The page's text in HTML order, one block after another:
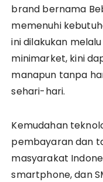
brand bernama
memenuhi
ini dilakukan
minimarket, kini
manapun tanpa
sehari-hari.
Kemudahan
pembayaran dan
masyarakat
smartphone, dan